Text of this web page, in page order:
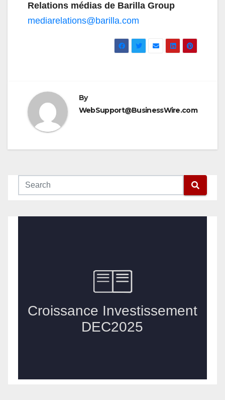
Relations médias de Barilla Group
mediarelations@barilla.com
By
WebSupport@BusinessWire.com